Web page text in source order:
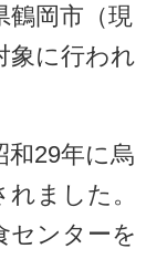
鶴岡市（現
象に行われ
和29年に烏
ました。
センターを